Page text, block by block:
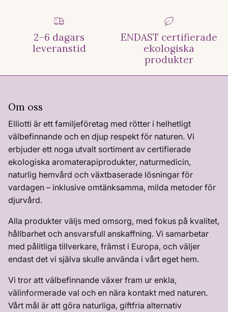
2–6 dagars
leveranstid
ENDAST certifierade
ekologiska
produkter
Om oss
Elliotti är ett familjeföretag med rötter i helhetligt
välbefinnande och en djup respekt för naturen. Vi
erbjuder ett noga utvalt sortiment av certifierade
ekologiska aromaterapiprodukter, naturmedicin,
naturlig hemvård och växtbaserade lösningar för
vardagen – inklusive omtänksamma, milda metoder för
djurvård.
Alla produkter väljs med omsorg, med fokus på kvalitet,
hållbarhet och ansvarsfull anskaffning. Vi samarbetar
med pålitliga tillverkare, främst i Europa, och väljer
endast det vi själva skulle använda i vårt eget hem.
Vi tror att välbefinnande växer fram ur enkla,
välinformerade val och en nära kontakt med naturen.
Vårt mål är att göra naturliga, giftfria alternativ